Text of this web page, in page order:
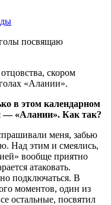
скором
«Алании».
в этом календарном
— «Алании». Как так?
меня, забью
Над этим и смеялись,
вообще приятно
атаковать.
подключаться. В
моментов, один из
остальные, посвятил